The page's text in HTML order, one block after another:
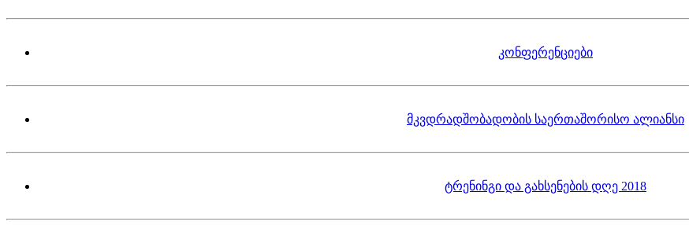
კონფერენციები
მკვდრადშობადობის საერთაშორისო ალიანსი
ტრენინგი და გახსენების დღე 2018